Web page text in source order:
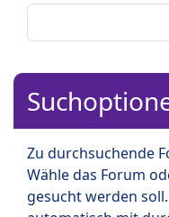
Zu durchsuchende
Wähle das Forum
gesucht werden